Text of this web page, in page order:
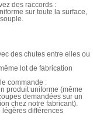
des raccords :
sur toute la surface,
des chutes entre elles ou
lot de fabrication
commande :
produit uniforme (même
demandées sur un
chez notre fabricant).
légères différences